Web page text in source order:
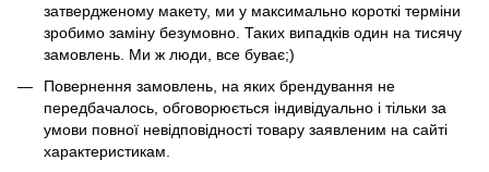
затвердженому макету, ми у максимально короткі терміни
зробимо заміну безумовно. Таких випадків один на тисячу
замовлень. Ми ж люди, все буває;)
Повернення замовлень, на яких брендування не
передбачалось, обговорюється індивідуально і тільки за
умови повної невідповідності товару заявленим на сайті
характеристикам.